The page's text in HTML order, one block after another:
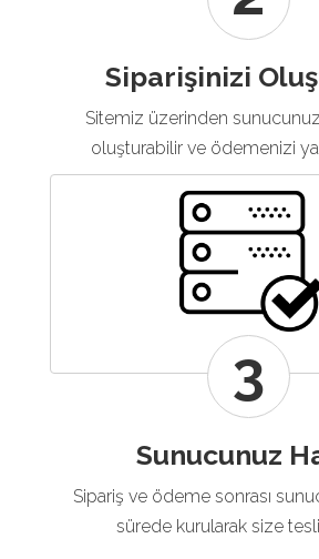
Siparişinizi
Sitemiz üzerinden
oluşturabilir ve ödemenizi
3
Sunucunuz
Sipariş ve ödeme sonrası
sürede kurularak size